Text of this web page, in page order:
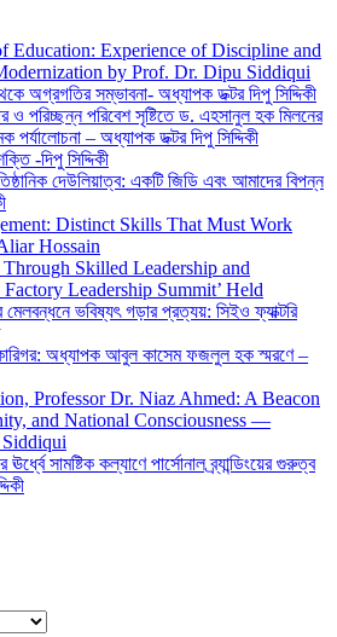
Education: Experience of Discipline and
by Prof. Dr. Dipu Siddiqui
অগ্রগতির সম্ভাবনা- অধ্যাপক ডক্টর দিপু সিদ্দিকী
ও পরিচ্ছন্ন পরিবেশ সৃষ্টিতে ড. এহসানুল হক মিলনের
পর্যালোচনা – অধ্যাপক ডক্টর দিপু সিদ্দিকী
-দিপু সিদ্দিকী
দেউলিয়াত্ব: একটি জিডি এবং আমাদের বিপন্ন
Distinct Skills That Must Work
Hossain
Skilled Leadership and
Leadership Summit’ Held
ভবিষ্যৎ গড়ার প্রত্যয়: সিইও ফ্যাক্টরি
অধ্যাপক আবুল কাসেম ফজলুল হক স্মরণে –
Professor Dr. Niaz Ahmed: A Beacon
and National Consciousness —
সামষ্টিক কল্যাণে পার্সোনাল ব্র্যান্ডিংয়ের গুরুত্ব